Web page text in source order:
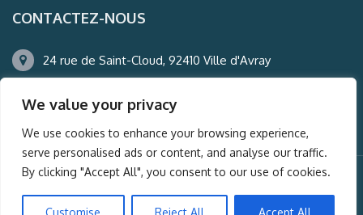
We value your privacy
We use cookies to enhance your browsing experience,
serve personalised ads or content, and analyse our traffic.
By clicking "Accept All", you consent to our use of cookies.
Customise Reject All Accept All
CONTACTEZ-NOUS
24 rue de Saint-Cloud, 92410 Ville d'Avray